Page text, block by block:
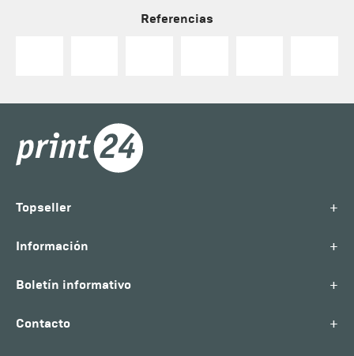
Referencias
Topseller +
Información +
Boletín informativo +
Contacto +